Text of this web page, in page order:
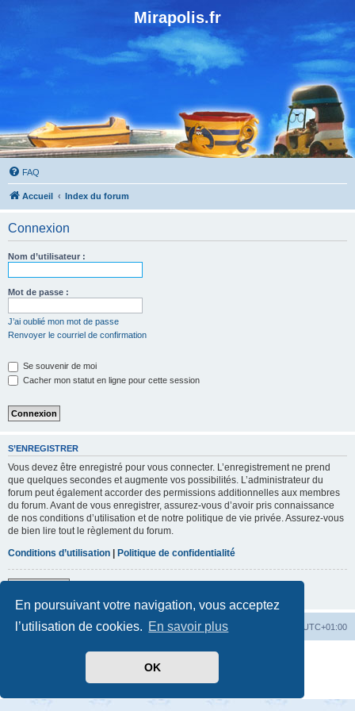
En poursuivant votre navigation, vous acceptez
l’utilisation de cookies. En savoir plus
OK
Mirapolis.fr
FAQ
Accueil Index du forum
Connexion
Nom d’utilisateur :
Mot de passe :
J’ai oublié mon mot de passe
Renvoyer le courriel de confirmation
Se souvenir de moi
Cacher mon statut en ligne pour cette session
S’ENREGISTRER
Vous devez être enregistré pour vous connecter. L’enregistrement ne prend
que quelques secondes et augmente vos possibilités. L’administrateur du
forum peut également accorder des permissions additionnelles aux membres
du forum. Avant de vous enregistrer, assurez-vous d’avoir pris connaissance
de nos conditions d’utilisation et de notre politique de vie privée. Assurez-vous
de bien lire tout le règlement du forum.
Conditions d’utilisation | Politique de confidentialité
Accueil Index du forum UTC+01:00
Développé par
® Forum Software © phpBB Limited
Traduit par
Confidentialité|Conditions